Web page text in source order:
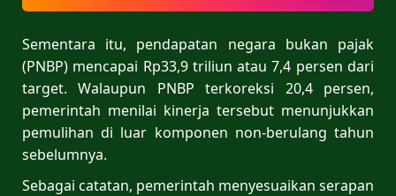
Sementara itu, pendapatan negara bukan pajak
(PNBP) mencapai Rp33,9 triliun atau 7,4 persen dari
target. Walaupun PNBP terkoreksi 20,4 persen,
pemerintah menilai kinerja tersebut menunjukkan
pemulihan di luar komponen non-berulang tahun
sebelumnya.
Sebagai catatan, pemerintah menyesuaikan serapan